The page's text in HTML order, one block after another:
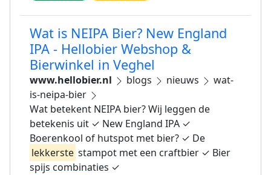
Wat is NEIPA Bier? New England
IPA - Hellobier Webshop &
Bierwinkel in Veghel
www.hellobier.nl blogs nieuws
wat-
is-neipa-bier
Wat betekent NEIPA bier? Wij leggen de
betekenis uit ✓ New England IPA ✓
Boerenkool of hutspot met bier? ✓ De
lekkerste stampot met een craftbier ✓ Bier
spijs combinaties ✓